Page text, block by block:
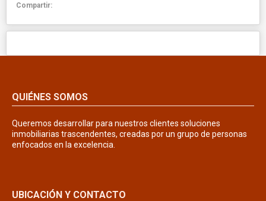
Compartir:
QUIÉNES SOMOS
Queremos desarrollar para nuestros clientes soluciones
inmobiliarias trascendentes, creadas por un grupo de personas
enfocados en la excelencia.
UBICACIÓN Y CONTACTO